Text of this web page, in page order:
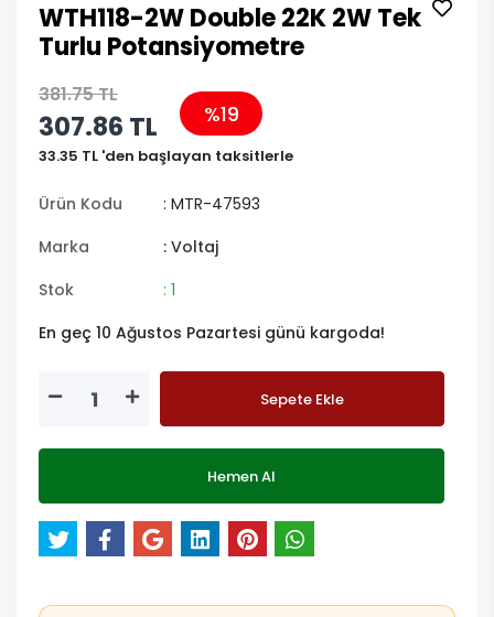
WTH118-2W Double 22K 2W Tek
Turlu Potansiyometre
381.75 TL
307.86 TL %19
33.35 TL 'den başlayan taksitlerle
Ürün Kodu
: MTR-47593
Marka
: Voltaj
Stok
: 1
En geç 10 Ağustos Pazartesi günü kargoda!
Sepete Ekle
Hemen Al